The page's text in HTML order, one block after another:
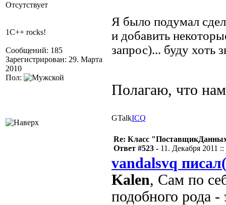
Отсутствует
1C++ rocks!
Сообщений: 185
Зарегистрирован: 29. Марта
2010
Пол:
Я было подумал
и добавить
запрос)... буду хоть
Полагаю, что
GTalkICQ
Re: Класс
Ответ #523 - 11. Декабря 2011
vandalsvq
Kalen, Сам по
подобного рода